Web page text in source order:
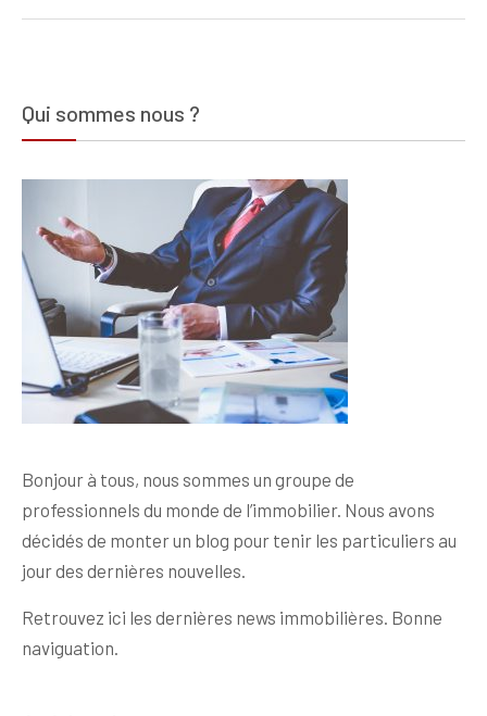
Qui sommes nous ?
Bonjour à tous, nous sommes un groupe de
professionnels du monde de l’immobilier. Nous avons
décidés de monter un blog pour tenir les particuliers au
jour des dernières nouvelles.
Retrouvez ici les dernières news immobilières. Bonne
naviguation.